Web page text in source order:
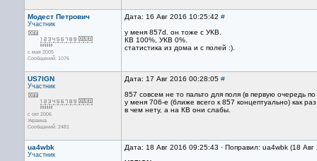
Модест Петрович
Участник
с мая 2005
Сообщений: 1076
Дата: 16 Авг 2016 10:25:42 #
у меня 857d. он тоже с УКВ.
КВ 100%, УКВ 0%.
статистика из дома и с полей :).
US7IGN
Участник
с окт 2006
Украина
Сообщений: 2481
Дата: 17 Авг 2016 00:28:05 #
857 совсем не то пальто для поля (в первую очередь
у меня 706-е (ближе всего к 857 концептуально) как
в чем нету, а на КВ они слабы.
ua4wbk
Участник
Дата: 18 Авг 2016 09:25:43 · Поправил: ua4wbk (18